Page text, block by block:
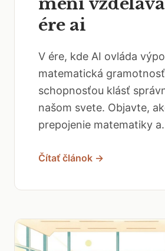
ére ai
V ére, kde AI ovláda
matematická
schopnosťou klásť
našom svete. Objavte,
prepojenie matematiky
Čítať článok →